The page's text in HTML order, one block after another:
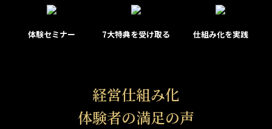
体験セミナー 7大特典を受け取る 仕組み化を実践
経営仕組み化
体験者の満足の声